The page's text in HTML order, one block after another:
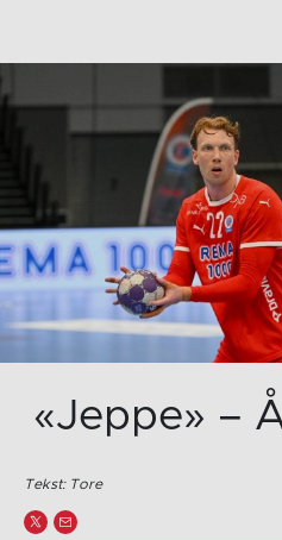
«Jeppe» –
Tekst: Tore